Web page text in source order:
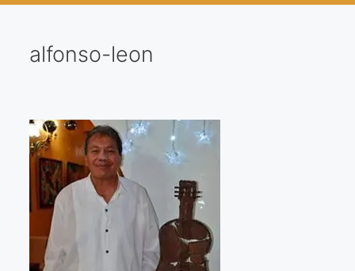
Artistas
Visitas a los ateliers o talleres de artistas
Presse
Qué dicen de nosotros?
Aviso legal
Política de cookies
alfonso-leon